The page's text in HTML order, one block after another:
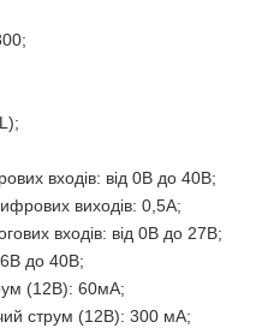
входів: від 0В до 40В;
виходів: 0,5А;
входів: від 0В до 27В;
до 40В;
(12В): 60мА;
струм (12В): 300 мА;